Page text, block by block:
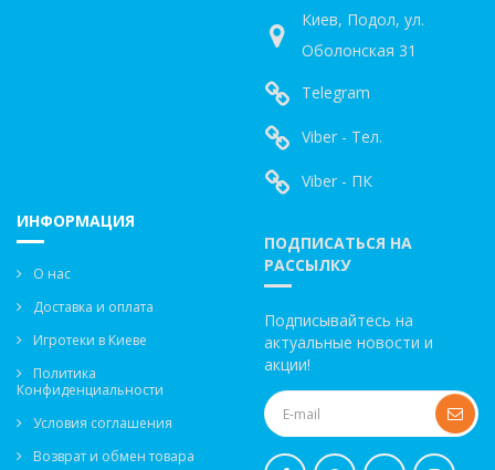
Киев, Подол, ул.
Оболонская 31
Telegram
Viber - Тел.
Viber - ПК
ИНФОРМАЦИЯ
О нас
Доставка и оплата
Игротеки в Киеве
Политика
Конфиденциальности
Условия соглашения
Возврат и обмен товара
ПОДПИСАТЬСЯ НА
РАССЫЛКУ
Подписывайтесь на
актуальные новости и
акции!